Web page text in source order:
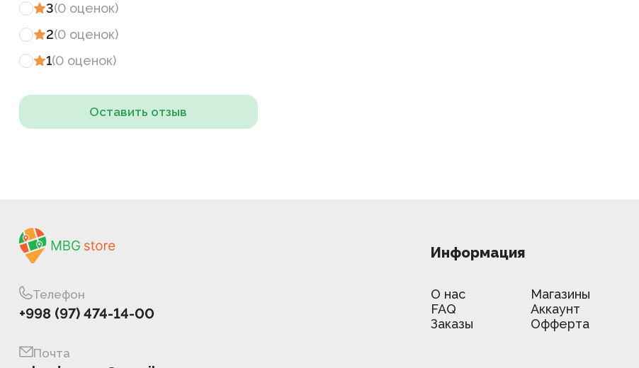
3(0 оценок)
2(0 оценок)
1(0 оценок)
Оставить отзыв
Телефон
+998 (97) 474-14-00
Почта
Информация
О нас
Магазины
FAQ
Аккаунт
Заказы
Офферта